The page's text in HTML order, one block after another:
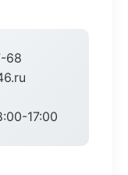
68
17:00